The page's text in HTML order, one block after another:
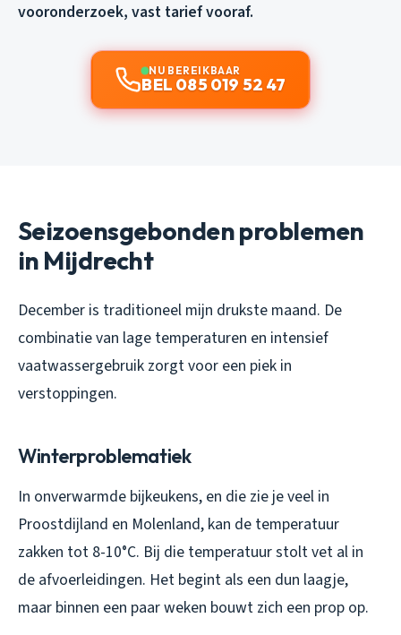
vooronderzoek, vast tarief vooraf.
NU BEREIKBAAR
BEL 085 019 52 47
Seizoensgebonden problemen
in Mijdrecht
December is traditioneel mijn drukste maand. De
combinatie van lage temperaturen en intensief
vaatwassergebruik zorgt voor een piek in
verstoppingen.
Winterproblematiek
In onverwarmde bijkeukens, en die zie je veel in
Proostdijland en Molenland, kan de temperatuur
zakken tot 8-10°C. Bij die temperatuur stolt vet al in
de afvoerleidingen. Het begint als een dun laagje,
maar binnen een paar weken bouwt zich een prop op.